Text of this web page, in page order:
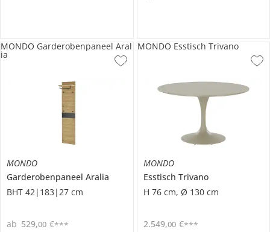
MONDO
Garderobenpaneel Aralia
BHT 42|183|27 cm
ab 529,00 €***
MONDO Garderobenpaneel Aral
ia
MONDO
Esstisch Trivano
H 76 cm, Ø 130 cm
2.549,00 €***
MONDO Esstisch Trivano